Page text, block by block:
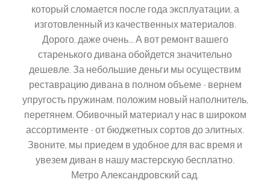
который сломается после года эксплуатации, а
изготовленный из качественных материалов.
Дорого, даже очень... А вот ремонт вашего
старенького дивана обойдется значительно
дешевле. За небольшие деньги мы осуществим
реставрацию дивана в полном объеме - вернем
упругость пружинам, положим новый наполнитель,
перетянем. Обивочный материал у нас в широком
ассортименте - от бюджетных сортов до элитных.
Звоните, мы приедем в удобное для вас время и
увезем диван в нашу мастерскую бесплатно.
Метро Александровский сад.